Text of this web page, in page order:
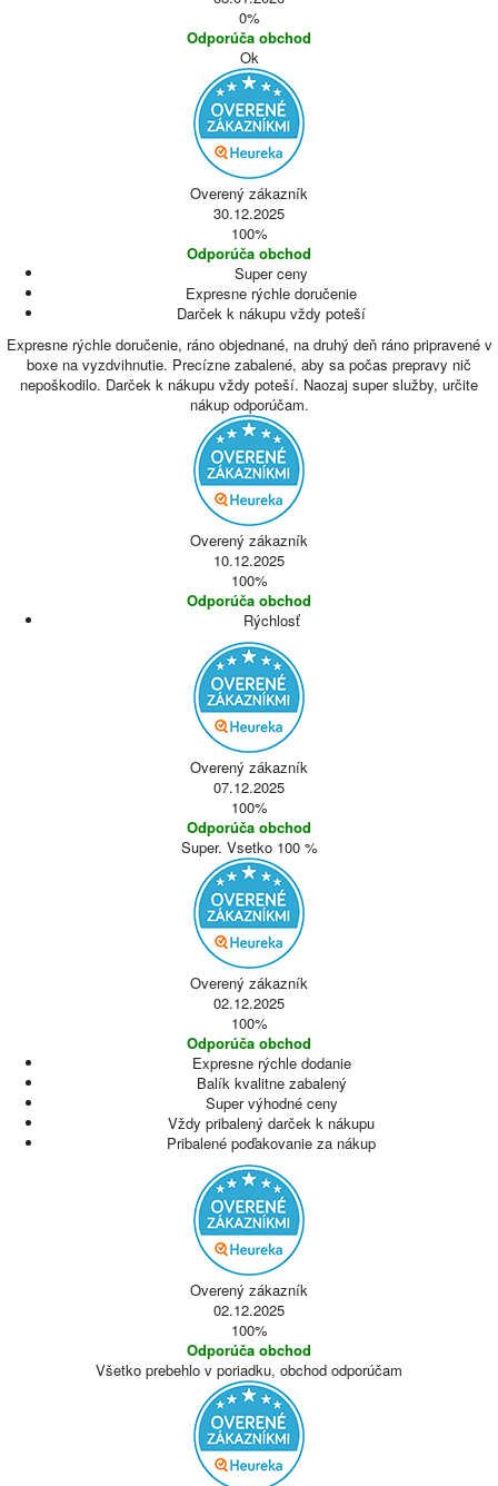
0%
Odporúča obchod
Ok
Overený zákazník
30.12.2025
100%
Odporúča obchod
Super ceny
Expresne rýchle doručenie
Darček k nákupu vždy poteší
Expresne rýchle doručenie, ráno objednané, na druhý deň ráno pripravené v
boxe na vyzdvihnutie. Precízne zabalené, aby sa počas prepravy nič
nepoškodilo. Darček k nákupu vždy poteší. Naozaj super služby, určite
nákup odporúčam.
Overený zákazník
10.12.2025
100%
Odporúča obchod
Rýchlosť
Overený zákazník
07.12.2025
100%
Odporúča obchod
Super. Vsetko 100 %
Overený zákazník
02.12.2025
100%
Odporúča obchod
Expresne rýchle dodanie
Balík kvalitne zabalený
Super výhodné ceny
Vždy pribalený darček k nákupu
Pribalené poďakovanie za nákup
Overený zákazník
02.12.2025
100%
Odporúča obchod
Všetko prebehlo v poriadku, obchod odporúčam